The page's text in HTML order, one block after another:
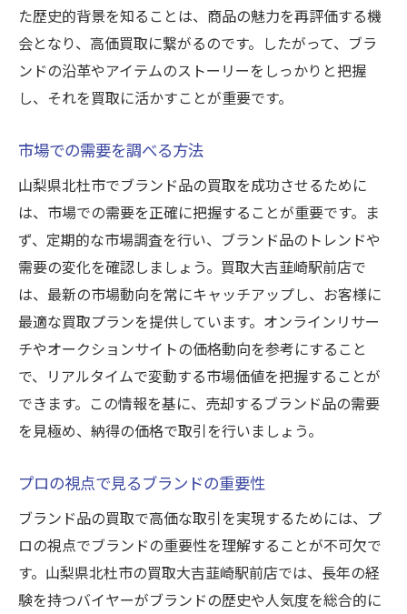
た歴史的背景を知ることは、商品の魅力を再評価する機
会となり、高価買取に繋がるのです。したがって、ブラ
ンドの沿革やアイテムのストーリーをしっかりと把握
し、それを買取に活かすことが重要です。
市場での需要を調べる方法
山梨県北杜市でブランド品の買取を成功させるために
は、市場での需要を正確に把握することが重要です。ま
ず、定期的な市場調査を行い、ブランド品のトレンドや
需要の変化を確認しましょう。買取大吉韮崎駅前店で
は、最新の市場動向を常にキャッチアップし、お客様に
最適な買取プランを提供しています。オンラインリサー
チやオークションサイトの価格動向を参考にすること
で、リアルタイムで変動する市場価値を把握することが
できます。この情報を基に、売却するブランド品の需要
を見極め、納得の価格で取引を行いましょう。
プロの視点で見るブランドの重要性
ブランド品の買取で高価な取引を実現するためには、プ
ロの視点でブランドの重要性を理解することが不可欠で
す。山梨県北杜市の買取大吉韮崎駅前店では、長年の経
験を持つバイヤーがブランドの歴史や人気度を総合的に